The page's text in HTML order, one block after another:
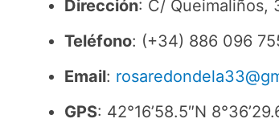
Dirección: C/
Teléfono: (+34) 886 096
Email:
GPS: 42°16’58.5″N